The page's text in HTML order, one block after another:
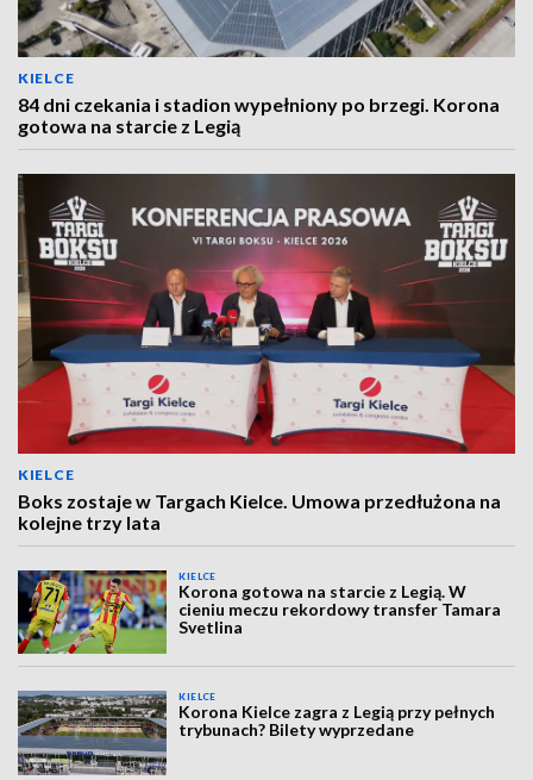
KIELCE
84 dni czekania i stadion wypełniony po brzegi. Korona
gotowa na starcie z Legią
KIELCE
Boks zostaje w Targach Kielce. Umowa przedłużona na
kolejne trzy lata
KIELCE
Korona gotowa na starcie z Legią. W
cieniu meczu rekordowy transfer Tamara
Svetlina
KIELCE
Korona Kielce zagra z Legią przy pełnych
trybunach? Bilety wyprzedane